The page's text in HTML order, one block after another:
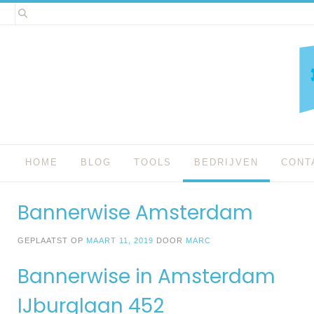
Spring
naar
HOME BLOG TOOLS BEDRIJVEN
Bannerwise Amsterdam
GEPLAATST OP MAART 11, 2019 DOOR MARC
Bannerwise in Amsterdam
IJburglaan 452